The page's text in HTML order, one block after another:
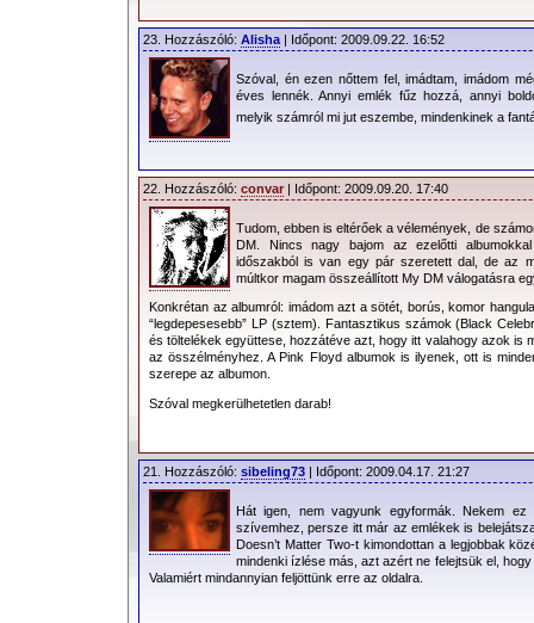
23. Hozzászóló: Alisha | Időpont: 2009.09.22. 16:52
Szóval, én ezen nőttem fel, imádtam, imádom
éves lennék. Annyi emlék fűz hozzá, annyi
melyik számról mi jut eszembe, mindenkinek a
22. Hozzászóló: convar | Időpont: 2009.09.20. 17:40
Tudom, ebben is eltérőek a vélemények, de
DM. Nincs nagy bajom az ezelőtti
időszakból is van egy pár szeretett dal, de az
múltkor magam összeállított My DM válogatásra
Konkrétan az albumról: imádom azt a sötét, borús, komor
“legdepesesebb” LP (sztem). Fantasztikus számok (Black
és töltelékek együttese, hozzátéve azt, hogy itt valahogy azok is
az összélményhez. A Pink Floyd albumok is ilyenek, ott is
szerepe az albumon.
Szóval megkerülhetetlen darab!
21. Hozzászóló: sibeling73 | Időpont: 2009.04.17. 21:27
Hát igen, nem vagyunk egyformák. Nekem
szívemhez, persze itt már az emlékek is
Doesn’t Matter Two-t kimondottan a legjobbak
mindenki ízlése más, azt azért ne felejtsük el,
Valamiért mindannyian feljöttünk erre az oldalra.